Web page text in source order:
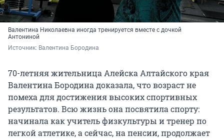
Валентина Николаевна иногда тренируется вместе с дочкой
Антониной
Источник: Валентина Бородина
70-летняя жительница Алейска Алтайского края
Валентина Бородина доказала, что возраст не
помеха для достижения высоких спортивных
результатов. Всю жизнь она посвятила спорту:
начинала как учитель физкультуры и тренер по
легкой атлетике, а сейчас, на пенсии, продолжает